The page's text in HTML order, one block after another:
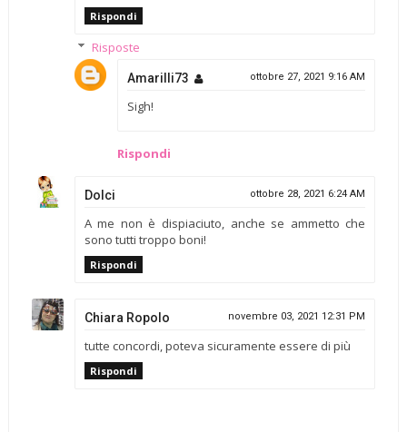
Rispondi
Risposte
Amarilli73 ottobre 27, 2021 9:16 AM
Sigh!
Rispondi
Dolci ottobre 28, 2021 6:24 AM
A me non è dispiaciuto, anche se ammetto che
sono tutti troppo boni!
Rispondi
Chiara Ropolo novembre 03, 2021 12:31 PM
tutte concordi, poteva sicuramente essere di più
Rispondi